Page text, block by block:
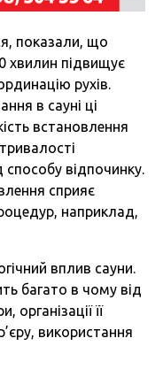
показали, що
хвилин підвищує
рухів.
в сауні ці
встановлення
способу відпочинку.
сприяє
наприклад,
вплив сауни.
багато в чому від
її
використання